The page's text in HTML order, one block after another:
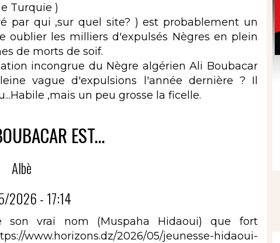
Turquie )
par qui ,sur quel site? ) est probablement un
oublier les milliers d'expulsés Nègres en plein
de morts de soif.
incongrue du Nègre algérien Ali Boubacar
vague d'expulsions l'année dernière ? Il
,mais un peu grosse la ficelle.
EST...
Albè
2026 - 17:14
son vrai nom (Muspaha Hidaoui) que fort
www.horizons.dz/2026/05/jeunesse-hidaoui-